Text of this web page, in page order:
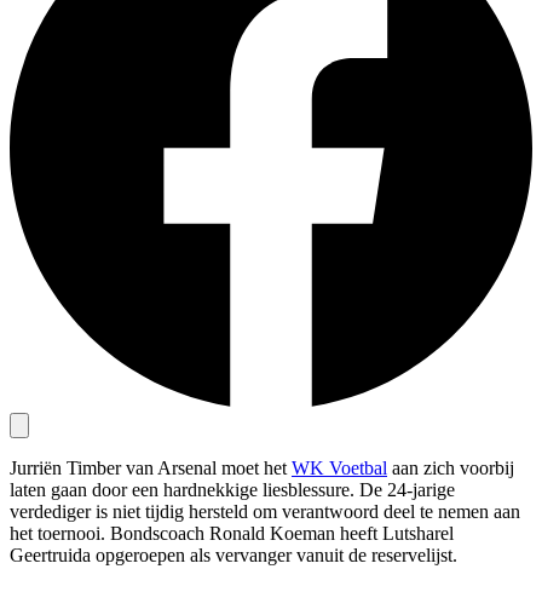
Jurriën Timber van Arsenal moet het WK Voetbal aan zich voorbij
laten gaan door een hardnekkige liesblessure. De 24-jarige
verdediger is niet tijdig hersteld om verantwoord deel te nemen aan
het toernooi. Bondscoach Ronald Koeman heeft Lutsharel
Geertruida opgeroepen als vervanger vanuit de reservelijst.